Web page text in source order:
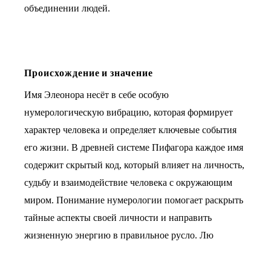
объединении людей.
Происхождение и значение
Имя Элеонора несёт в себе особую
нумерологическую вибрацию, которая формирует
характер человека и определяет ключевые события
его жизни. В древней системе Пифагора каждое имя
содержит скрытый код, который влияет на личность,
судьбу и взаимодействие человека с окружающим
миром. Понимание нумерологии помогает раскрыть
тайные аспекты своей личности и направить
жизненную энергию в правильное русло. Лю